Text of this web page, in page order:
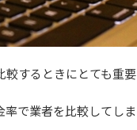
するときにとても重要
で業者を比較してしま